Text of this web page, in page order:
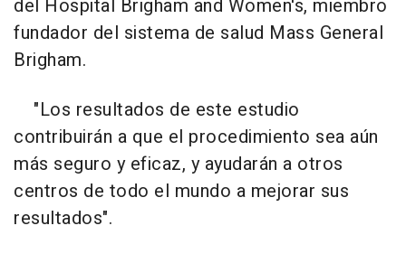
del Hospital Brigham and Women's, miembro
fundador del sistema de salud Mass General
Brigham.
"Los resultados de este estudio
contribuirán a que el procedimiento sea aún
más seguro y eficaz, y ayudarán a otros
centros de todo el mundo a mejorar sus
resultados".